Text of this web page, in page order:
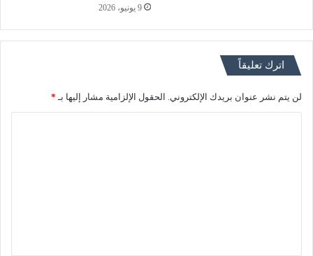
9 يونيو، 2026
اترك تعليقاً
لن يتم نشر عنوان بريدك الإلكتروني. الحقول الإلزامية مشار إليها بـ *